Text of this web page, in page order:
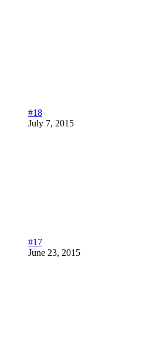
#18
July 7, 2015
#17
June 23, 2015